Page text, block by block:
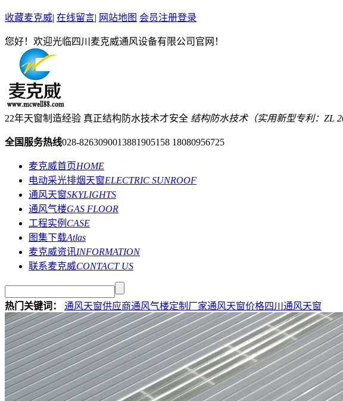
收藏麦克威| 在线留言| 网站地图 会员注册登录
您好！欢迎光临四川麦克威通风设备有限公司官网！
22年天窗制造经验 真正结构防水技术才安全 结构防水技术（实用新型专利：ZL
全国服务热线028-8263090013881905158 18080956725
麦克威首页HOME
电动采光排烟天窗ELECTRIC SUNROOF
通风天窗SKYLIGHTS
通风气楼GAS FLOOR
工程实例 CASE
图集下载Atlas
麦克威资讯INFORMATION
联系麦克威CONTACT US
热门关键词： 通风天窗供应商通风气楼定制厂家通风天窗价格四川通风天窗